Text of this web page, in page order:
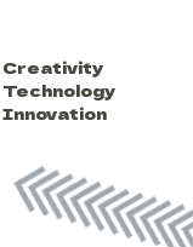
Creativity
Technology
Innovation